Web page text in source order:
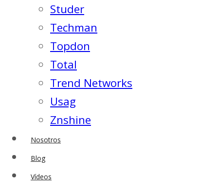
Studer
Techman
Topdon
Total
Trend Networks
Usag
Znshine
Nosotros
Blog
Vídeos